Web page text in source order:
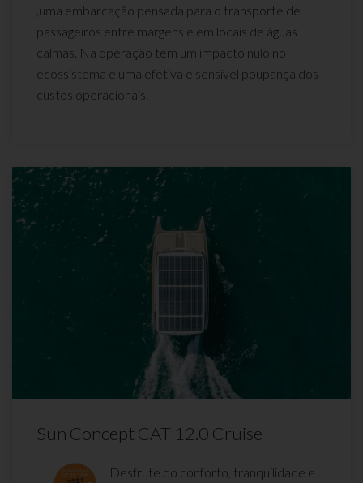
,uma embarcação pensada para o transporte de
passageiros entre margens e em locais de águas
calmas. Na operação tem um impacto nulo no
ecossistema e uma efetiva e sensível poupança dos
custos operacionais.
Sun Concept CAT 12.0 Cruise
Desfrute do conforto, tranquilidade e